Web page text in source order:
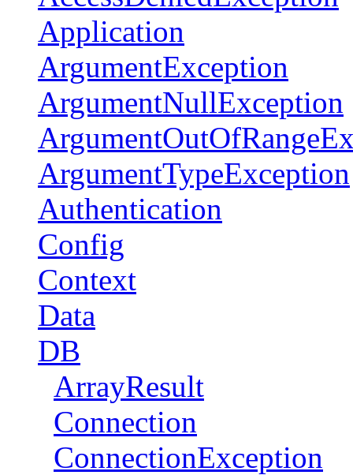
Application
ArgumentException
ArgumentNullException
ArgumentTypeException
Authentication
Config
Context
Data
DB
ArrayResult
Connection
ConnectionException